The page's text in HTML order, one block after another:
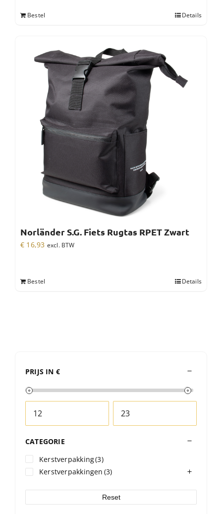
Bestel Details
Norländer S.G. Fiets Rugtas RPET Zwart
€ 16,93 excl. BTW
Bestel Details
PRIJS IN €
CATEGORIE
Kerstverpakking(3)
Kerstverpakkingen (3)
Reset